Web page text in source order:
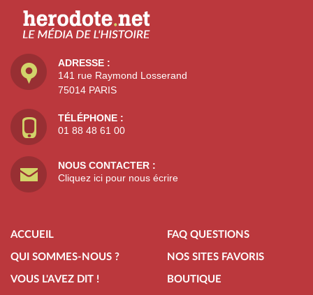
ADRESSE :
141 rue Raymond Losserand
75014 PARIS
TÉLÉPHONE :
01 88 48 61 00
NOUS CONTACTER :
Cliquez ici pour nous écrire
ACCUEIL
QUI SOMMES-NOUS ?
VOUS L'AVEZ DIT !
FAQ QUESTIONS
NOS SITES FAVORIS
BOUTIQUE